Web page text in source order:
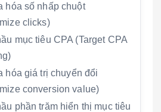
hóa số nhấp chuột
clicks)
mục tiêu CPA (Target CPA
hóa giá trị chuyển đổi
conversion value)
phần trăm hiển thị mục tiêu